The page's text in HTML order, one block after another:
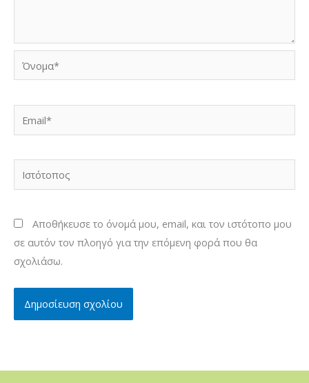
Ιστότοπος
Αποθήκευσε το όνομά μου, email, και τον ιστότοπο μου
σε αυτόν τον πλοηγό για την επόμενη φορά που θα
σχολιάσω.